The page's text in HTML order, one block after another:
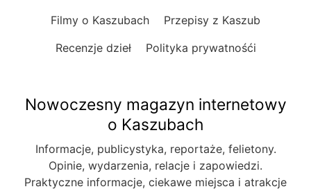
Filmy o Kaszubach
Przepisy z Kaszub
Recenzje dzieł
Polityka prywatnośći
Nowoczesny magazyn internetowy
o Kaszubach
Informacje, publicystyka, reportaże, felietony.
Opinie, wydarzenia, relacje i zapowiedzi.
Praktyczne informacje, ciekawe miejsca i atrakcje